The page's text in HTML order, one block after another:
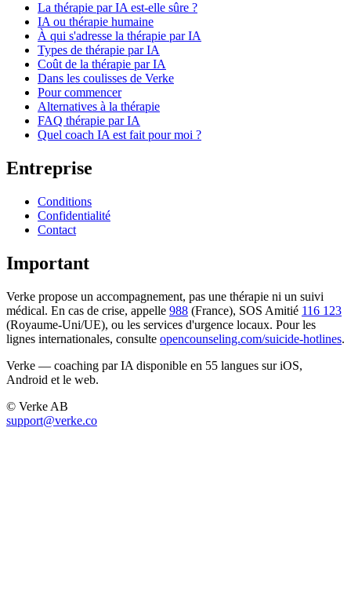
La thérapie par IA est-elle sûre ?
IA ou thérapie humaine
À qui s'adresse la thérapie par IA
Types de thérapie par IA
Coût de la thérapie par IA
Dans les coulisses de Verke
Pour commencer
Alternatives à la thérapie
FAQ thérapie par IA
Quel coach IA est fait pour moi ?
Entreprise
Conditions
Confidentialité
Contact
Important
Verke propose un accompagnement, pas une thérapie ni un suivi
médical. En cas de crise, appelle 988 (France), SOS Amitié 116 123
(Royaume-Uni/UE), ou les services d'urgence locaux. Pour les
lignes internationales, consulte opencounseling.com/suicide-hotlines.
Verke — coaching par IA disponible en 55 langues sur iOS,
Android et le web.
© Verke AB
support@verke.co